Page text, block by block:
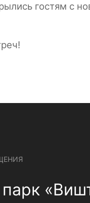
гостям с